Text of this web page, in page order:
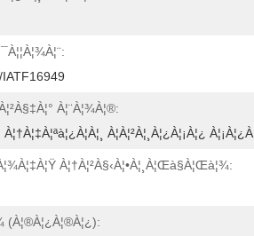
À¦¨à¦¾à¦®:
À¦à¦²à¦¸à¦¿à¦¡à¦¿
À¦†à¦²à§‹à¦•à¦¸à¦œà§à¦œà¦¾:
(à¦®à¦¿à¦®à¦¿):